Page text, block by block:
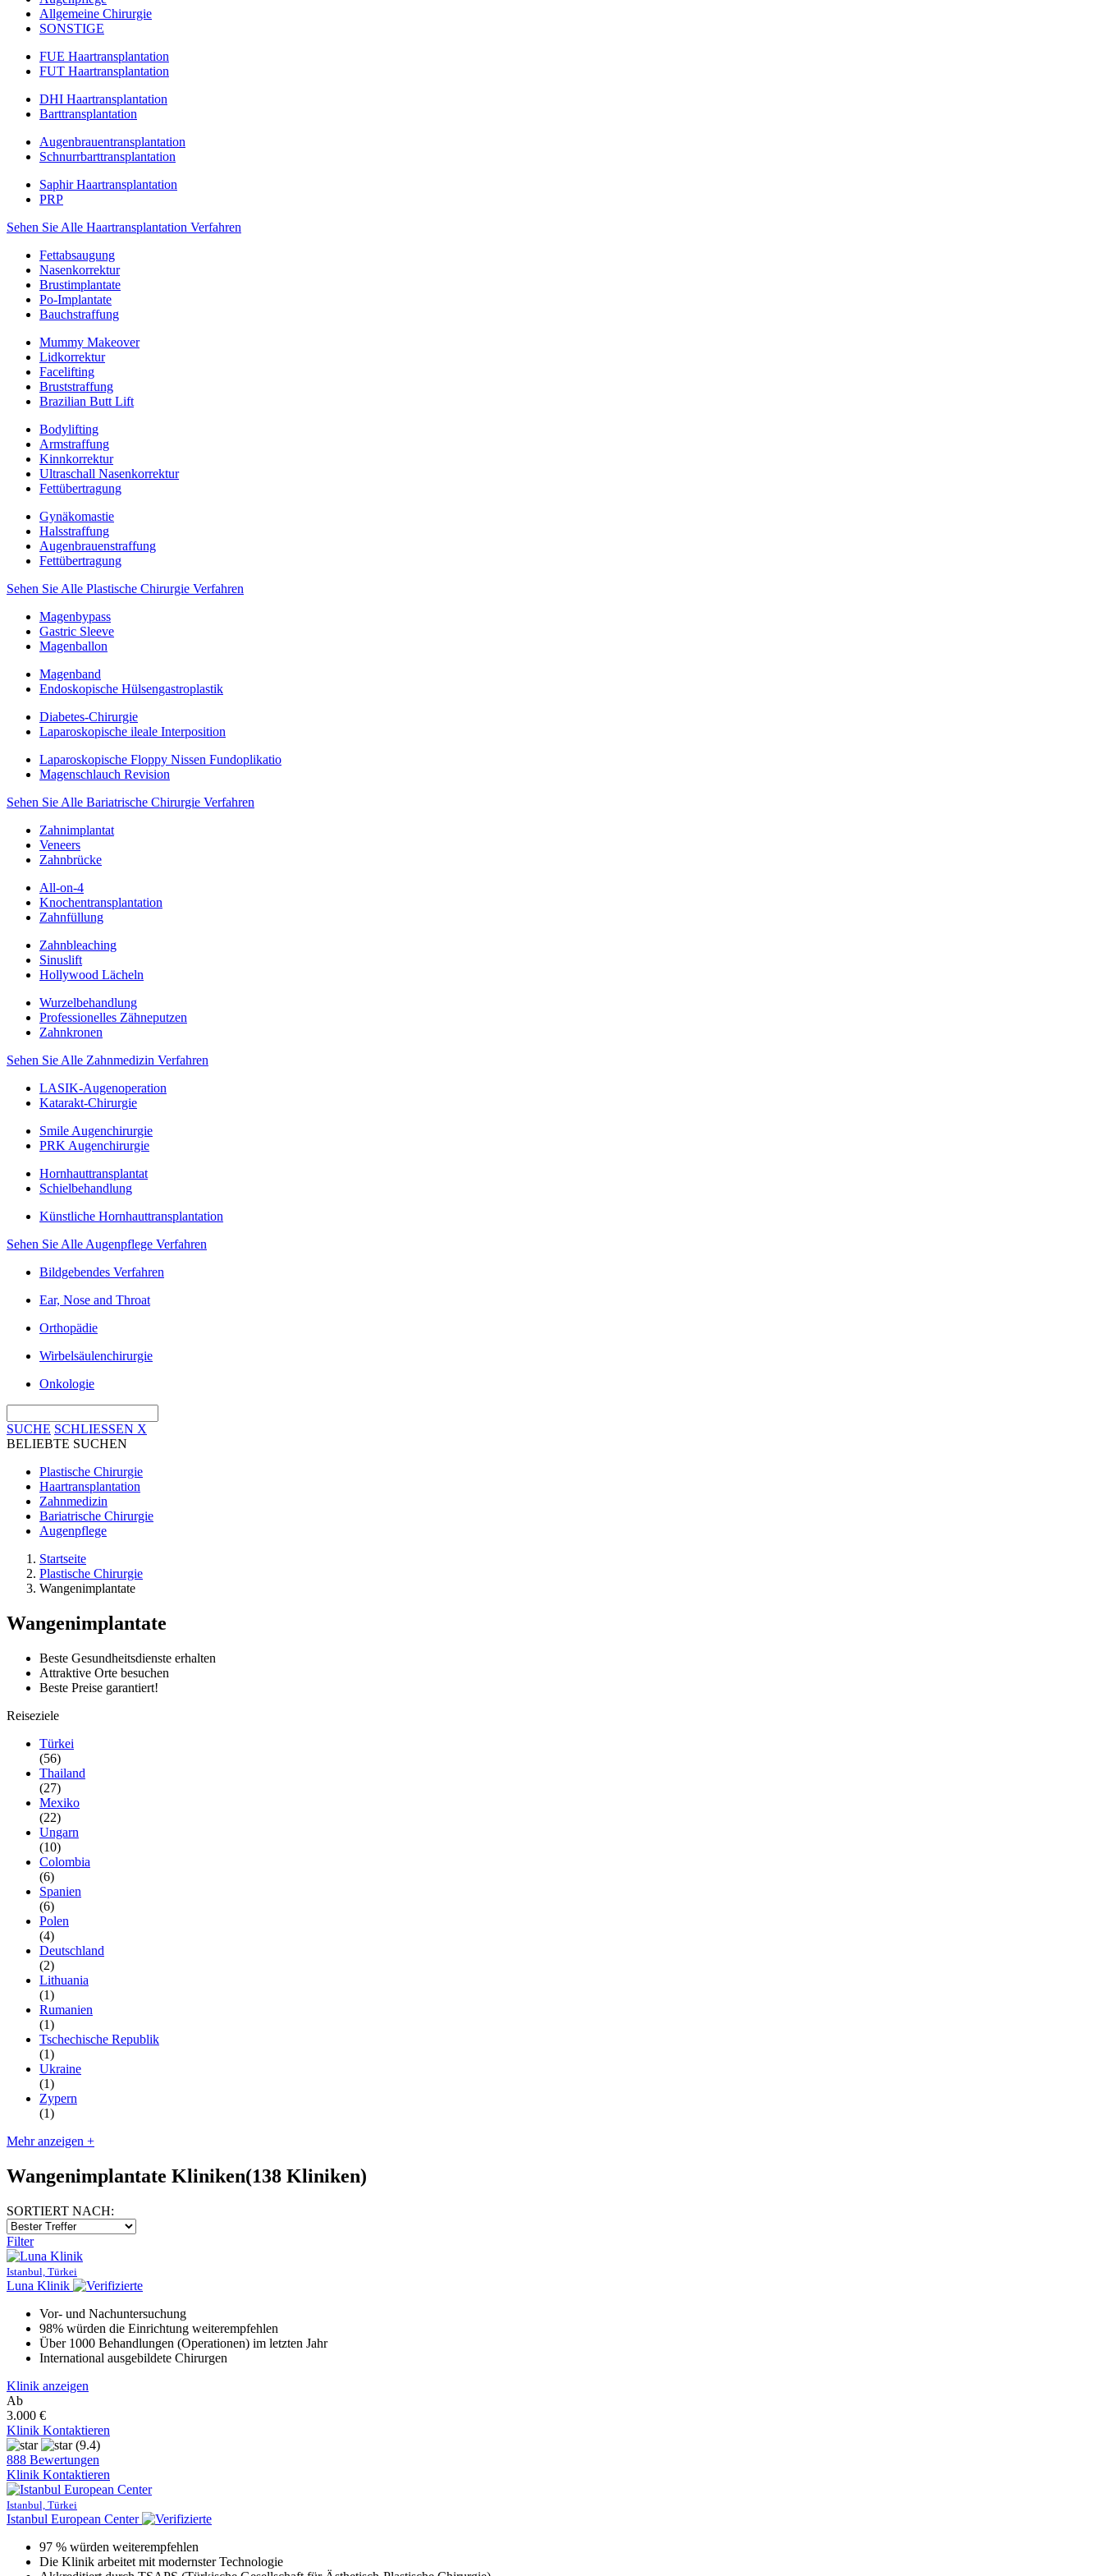
Allgemeine Chirurgie
SONSTIGE
FUE Haartransplantation
FUT Haartransplantation
DHI Haartransplantation
Barttransplantation
Augenbrauentransplantation
Schnurrbarttransplantation
Saphir Haartransplantation
PRP
Sehen Sie Alle Haartransplantation Verfahren
Fettabsaugung
Nasenkorrektur
Brustimplantate
Po-Implantate
Bauchstraffung
Mummy Makeover
Lidkorrektur
Facelifting
Bruststraffung
Brazilian Butt Lift
Bodylifting
Armstraffung
Kinnkorrektur
Ultraschall Nasenkorrektur
Fettübertragung
Gynäkomastie
Halsstraffung
Augenbrauenstraffung
Fettübertragung
Sehen Sie Alle Plastische Chirurgie Verfahren
Magenbypass
Gastric Sleeve
Magenballon
Magenband
Endoskopische Hülsengastroplastik
Diabetes-Chirurgie
Laparoskopische ileale Interposition
Laparoskopische Floppy Nissen Fundoplikatio
Magenschlauch Revision
Sehen Sie Alle Bariatrische Chirurgie Verfahren
Zahnimplantat
Veneers
Zahnbrücke
All-on-4
Knochentransplantation
Zahnfüllung
Zahnbleaching
Sinuslift
Hollywood Lächeln
Wurzelbehandlung
Professionelles Zähneputzen
Zahnkronen
Sehen Sie Alle Zahnmedizin Verfahren
LASIK-Augenoperation
Katarakt-Chirurgie
Smile Augenchirurgie
PRK Augenchirurgie
Hornhauttransplantat
Schielbehandlung
Künstliche Hornhauttransplantation
Sehen Sie Alle Augenpflege Verfahren
Bildgebendes Verfahren
Ear, Nose and Throat
Orthopädie
Wirbelsäulenchirurgie
Onkologie
SUCHE SCHLIESSEN X
BELIEBTE SUCHEN
Plastische Chirurgie
Haartransplantation
Zahnmedizin
Bariatrische Chirurgie
Augenpflege
Startseite
Plastische Chirurgie
Wangenimplantate
Wangenimplantate
Beste Gesundheitsdienste erhalten
Attraktive Orte besuchen
Beste Preise garantiert!
Reiseziele
Türkei
(56)
Thailand
(27)
Mexiko
(22)
Ungarn
(10)
Colombia
(6)
Spanien
(6)
Polen
(4)
Deutschland
(2)
Lithuania
(1)
Rumanien
(1)
Tschechische Republik
(1)
Ukraine
(1)
Zypern
(1)
Mehr anzeigen +
Wangenimplantate Kliniken(138 Kliniken)
SORTIERT NACH:
Filter
Istanbul, Türkei
Luna Klinik
Vor- und Nachuntersuchung
98% würden die Einrichtung weiterempfehlen
Über 1000 Behandlungen (Operationen) im letzten Jahr
International ausgebildete Chirurgen
Klinik anzeigen
Ab
3.000 €
Klinik Kontaktieren
(9.4)
888 Bewertungen
Klinik Kontaktieren
Istanbul, Türkei
Istanbul European Center
97 % würden weiterempfehlen
Die Klinik arbeitet mit modernster Technologie